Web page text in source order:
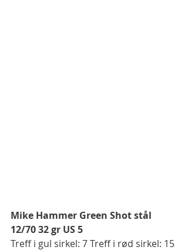
Mike Hammer Green Shot stål
12/70 32 gr US 5
Treff i gul sirkel: 7 Treff i rød sirkel: 15